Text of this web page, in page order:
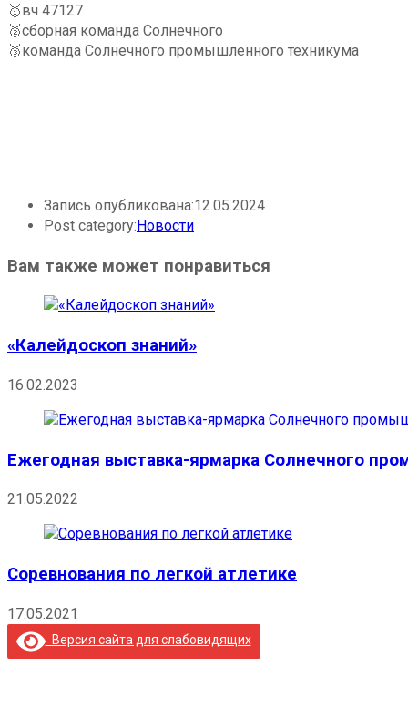
🥇вч 47127
🥈сборная команда Солнечного
🥉команда Солнечного промышленного техникума
Запись опубликована:12.05.2024
Post category:Новости
Вам также может понравиться
«Калейдоскоп знаний»
16.02.2023
Ежегодная выставка-ярмарка Солнечного
21.05.2022
Соревнования по легкой атлетике
17.05.2021
Версия сайта для слабовидящих